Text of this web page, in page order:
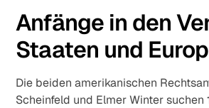
Anfänge in den
Staaten und
Die beiden amerikanischen
Scheinfeld und Elmer Winter suchen